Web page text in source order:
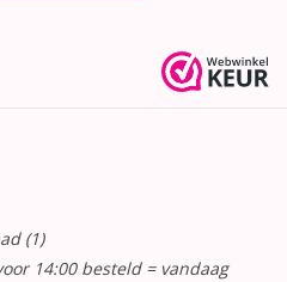
(1)
14:00 besteld = vandaag